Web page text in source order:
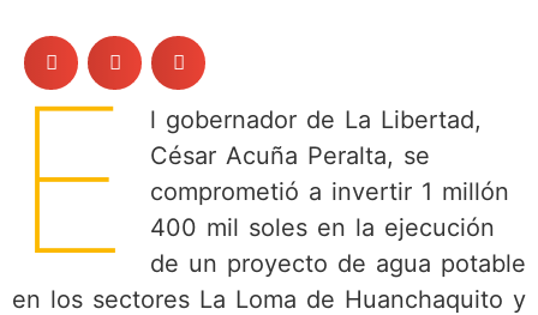
E
l gobernador de La Libertad,
César Acuña Peralta, se
comprometió a invertir 1 millón
400 mil soles en la ejecución
de un proyecto de agua potable
en los sectores La Loma de Huanchaquito y